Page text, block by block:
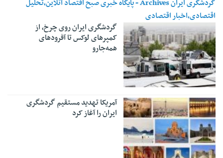
گردشگری ایران Archives - پایگاه خبری صبح اقتصاد آنلاین،تحلیل
اقتصادی،اخبار اقتصادی
گردشگری ایران روی چرخ، از
کمپرهای لوکس تا آفرودهای
همه‌جارو
آمریکا تهدید مستقیم گردشگری
ایران را آغاز کرد